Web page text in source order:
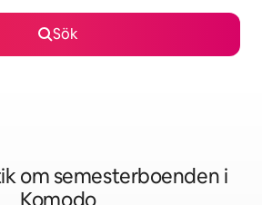
Sök
om semesterboenden i